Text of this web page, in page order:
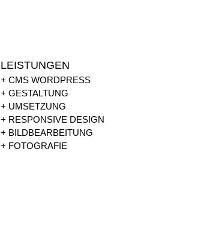
LEISTUNGEN
+ CMS WORDPRESS
+ GESTALTUNG
+ UMSETZUNG
+ RESPONSIVE DESIGN
+ BILDBEARBEITUNG
+ FOTOGRAFIE